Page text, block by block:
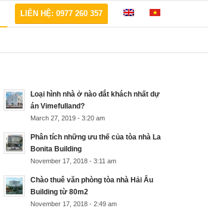
LIÊN HỆ: 0977 260 357
Loại hình nhà ở nào đắt khách nhất dự
án Vimefulland?
March 27, 2019 - 3:20 am
Phân tích những ưu thế của tòa nhà La
Bonita Building
November 17, 2018 - 3:11 am
Chào thuê văn phòng tòa nhà Hải Âu
Building từ 80m2
November 17, 2018 - 2:49 am